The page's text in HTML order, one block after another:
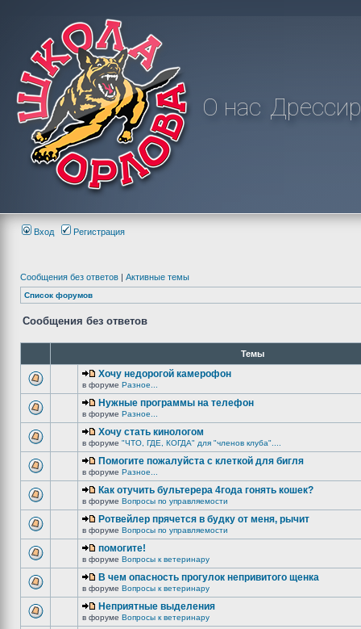
О нас
Вход Регистрация
Сообщения без ответов | Активные темы
Список форумов
Сообщения без ответов
Темы
Хочу недорогой камерофон
в форуме Разное...
Нужные программы на телефон
в форуме Разное...
Хочу стать кинологом
в форуме "ЧТО, ГДЕ, КОГДА" для "членов клуба"....
Помогите пожалуйста с клеткой для бигля
в форуме Разное...
Как отучить бультерера 4года гонять кошек?
в форуме Вопросы по управляемости
Ротвейлер прячется в будку от меня, рычит
в форуме Вопросы по управляемости
помогите!
в форуме Вопросы к ветеринару
В чем опасность прогулок непривитого щенка
в форуме Вопросы к ветеринару
Неприятные выделения
в форуме Вопросы к ветеринару